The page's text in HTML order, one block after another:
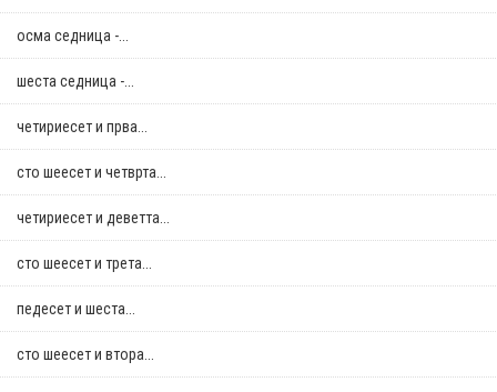
осма седница -...
шеста седница -...
четириесет и прва...
сто шеесет и четврта...
четириесет и деветта...
сто шеесет и трета...
педесет и шеста...
сто шеесет и втора...